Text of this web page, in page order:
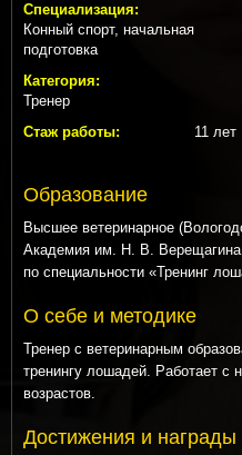
Специализация:
Конный спорт, начальная
подготовка
Категория:
Тренер
Стаж работы:
11 лет
Образование
Высшее ветеринарное
Академия им. Н. В.
по специальности «Тренинг
О себе и методике
Тренер с ветеринарным
тренингу лошадей. Работает с
возрастов.
Достижения и награды